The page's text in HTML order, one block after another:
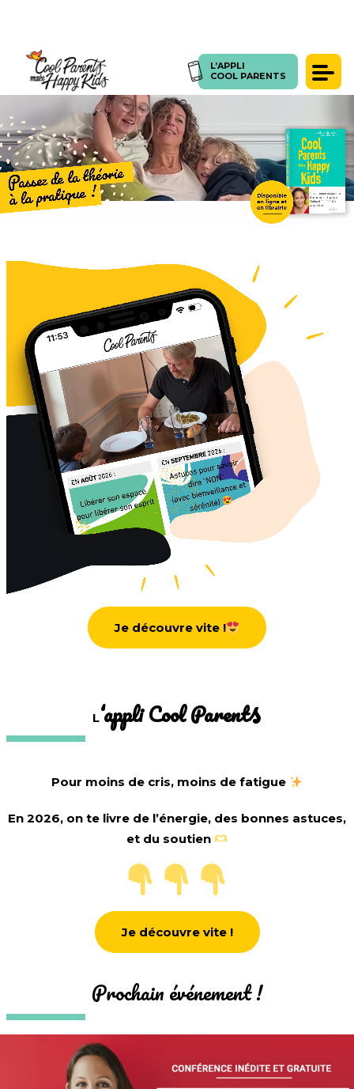
L’APPLI
COOL PARENTS
Témoignages
Presse
Articles
Coachings
FORUM
L’APPLI
COOL PARENTS
Je découvre vite !
L‘appli Cool Parents
Pour moins de cris, moins de fatigue
En 2026, on te livre de l’énergie, des bonnes astuces,
et du soutien
Je découvre vite !
Prochain événement !